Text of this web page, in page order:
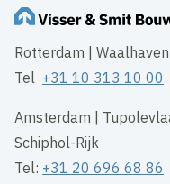
Rotterdam |
Tel +31 10 313 10 00
Amsterdam |
Schiphol-Rijk
Tel: +31 20 696 68 86